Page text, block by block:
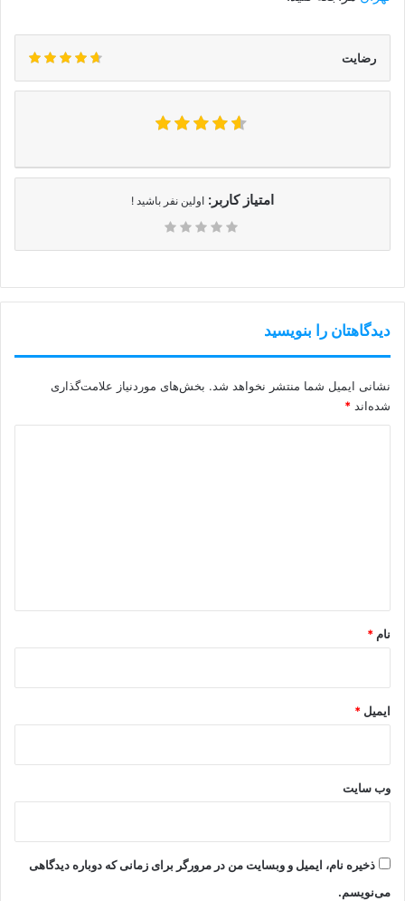
رضایت
امتیاز کاربر: اولین نفر باشید !
دیدگاهتان را بنویسید
نشانی ایمیل شما منتشر نخواهد شد. بخش‌های موردنیاز علامت‌گذاری
شده‌اند *
نام *
ایمیل *
وب‌ سایت
ذخیره نام، ایمیل و وبسایت من در مرورگر برای زمانی که دوباره دیدگاهی
می‌نویسم.